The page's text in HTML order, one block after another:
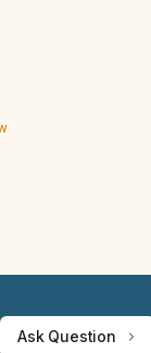
Ask Question